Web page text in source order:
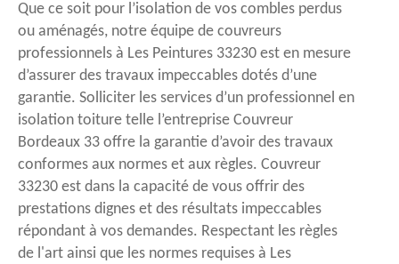
Que ce soit pour l’isolation de vos combles perdus
ou aménagés, notre équipe de couvreurs
professionnels à Les Peintures 33230 est en mesure
d’assurer des travaux impeccables dotés d’une
garantie. Solliciter les services d’un professionnel en
isolation toiture telle l’entreprise Couvreur
Bordeaux 33 offre la garantie d’avoir des travaux
conformes aux normes et aux règles. Couvreur
33230 est dans la capacité de vous offrir des
prestations dignes et des résultats impeccables
répondant à vos demandes. Respectant les règles
de l'art ainsi que les normes requises à Les